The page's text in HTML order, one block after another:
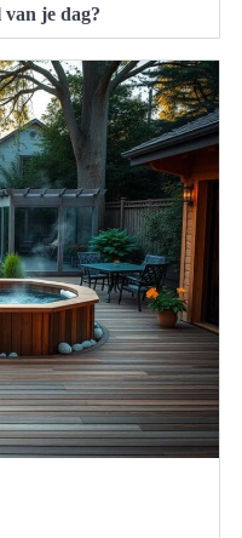
je dag?